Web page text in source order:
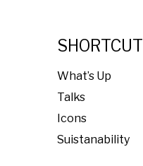
SHORTCUT
What’s Up
Talks
Icons
Suistanability